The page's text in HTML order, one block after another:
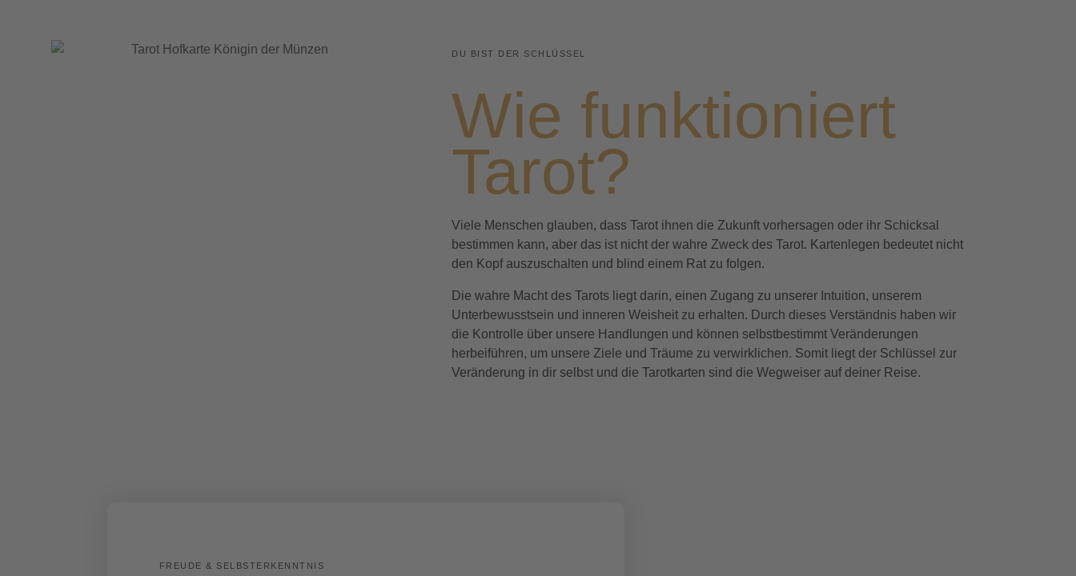
DU BIST DER SCHLÜSSEL
Wie funktioniert
Tarot?
Viele Menschen glauben, dass Tarot ihnen die Zukunft vorhersagen oder ihr Schicksal
bestimmen kann, aber das ist nicht der wahre Zweck des Tarot. Kartenlegen bedeutet nicht
den Kopf auszuschalten und blind einem Rat zu folgen.
Die wahre Macht des Tarots liegt darin, einen Zugang zu unserer Intuition, unserem
Unterbewusstsein und inneren Weisheit zu erhalten. Durch dieses Verständnis haben wir
die Kontrolle über unsere Handlungen und können selbstbestimmt Veränderungen
herbeiführen, um unsere Ziele und Träume zu verwirklichen. Somit liegt der Schlüssel zur
Veränderung in dir selbst und die Tarotkarten sind die Wegweiser auf deiner Reise.
FREUDE & SELBSTERKENNTNIS